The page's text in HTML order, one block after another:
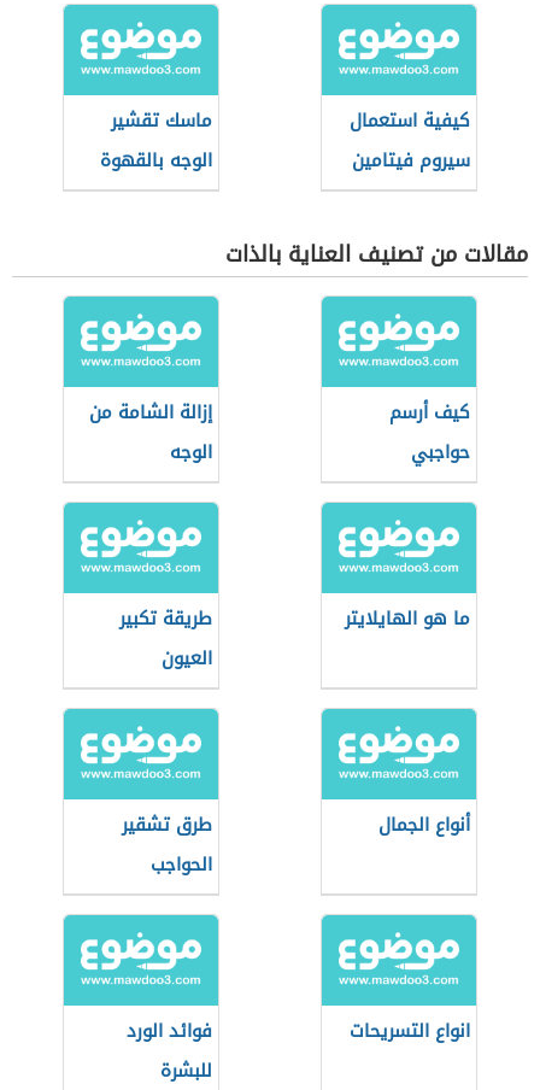
كيفية استعمال
سيروم فيتامين
سي
ماسك تقشير
الوجه بالقهوة
مقالات من تصنيف العناية بالذات
كيف أرسم
حواجبي
إزالة الشامة من
الوجه
ما هو الهايلايتر
طريقة تكبير
العيون
أنواع الجمال
طرق تشقير
الحواجب
انواع التسريحات
فوائد الورد
للبشرة